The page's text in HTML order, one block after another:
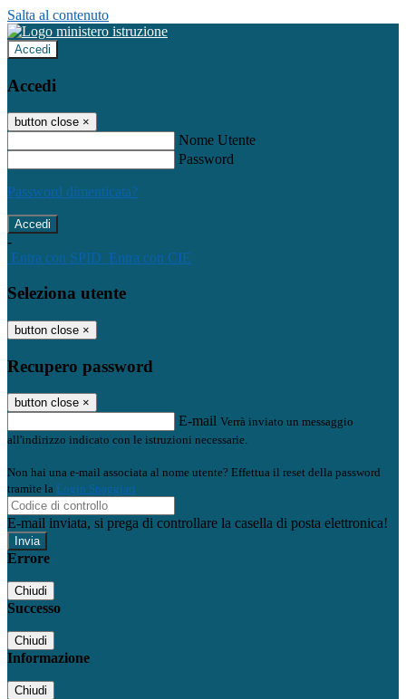
Salta al contenuto
Accedi
Accedi
button close ×
Nome Utente
Password
Password dimenticata?
-
Entra con SPID Entra con CIE
Seleziona utente
button close ×
Recupero password
button close ×
E-mail Verrà inviato un messaggio
all'indirizzo indicato con le istruzioni necessarie.
Non hai una e-mail associata al nome utente? Effettua il reset della password
tramite la Login Spaggiari
E-mail inviata, si prega di controllare la casella di posta elettronica!
Errore
Chiudi
Successo
Chiudi
Informazione
Chiudi